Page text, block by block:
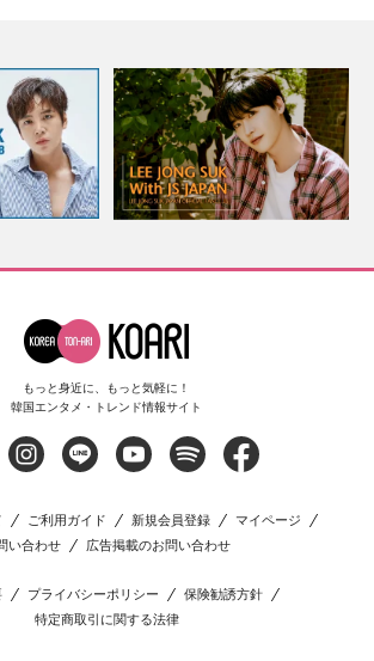
もっと身近に、もっと気軽に！
韓国エンタメ・トレンド情報サイト
ご利用ガイド 新規会員登録
マイページ
い合わせ
広告掲載のお問い合わせ
プライバシーポリシー
保険勧誘方針
特定商取引に関する法律